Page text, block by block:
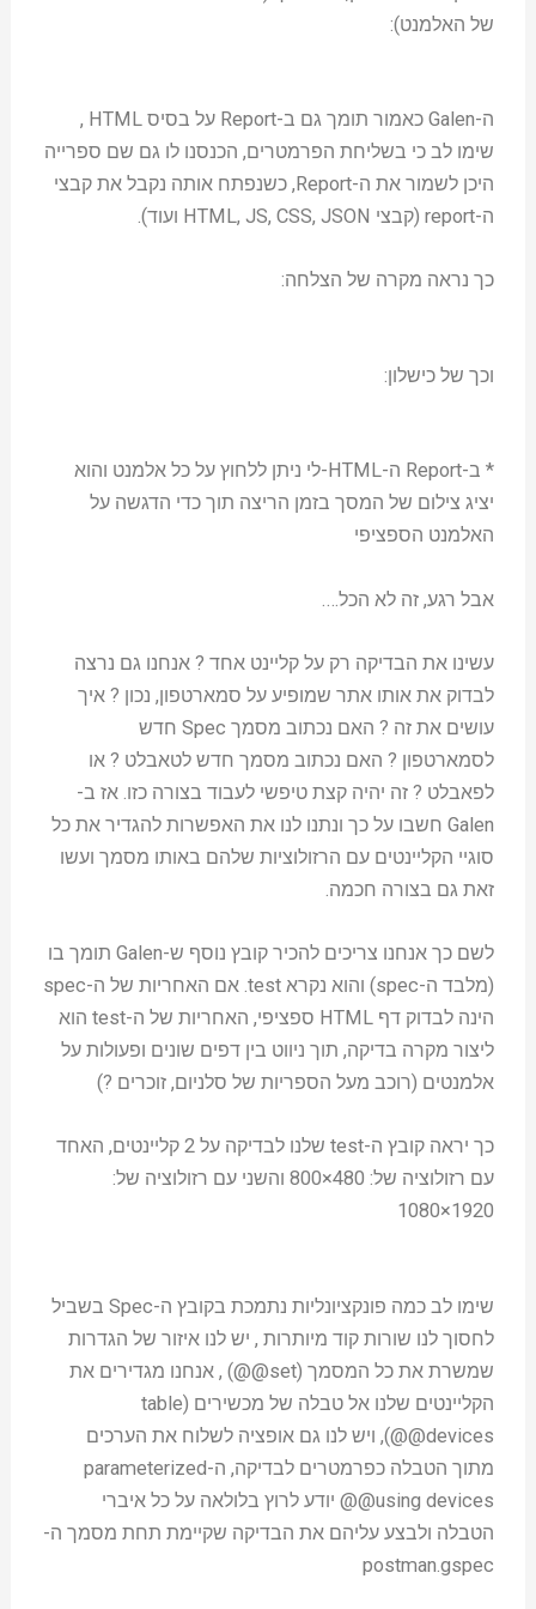
של האלמנט):
ה-Galen כאמור תומך גם ב-Report על בסיס HTML ,
שימו לב כי בשליחת הפרמטרים, הכנסנו לו גם שם ספרייה
היכן לשמור את ה-Report, כשנפתח אותה נקבל את קבצי
ה-report (קבצי HTML, JS, CSS, JSON ועוד).
כך נראה מקרה של הצלחה:
וכך של כישלון:
* ב-Report ה-HTML-לי ניתן ללחוץ על כל אלמנט והוא
יציג צילום של המסך בזמן הריצה תוך כדי הדגשה על
האלמנט הספציפי
אבל רגע, זה לא הכל….
עשינו את הבדיקה רק על קליינט אחד ? אנחנו גם נרצה
לבדוק את אותו אתר שמופיע על סמארטפון, נכון ? איך
עושים את זה ? האם נכתוב מסמך Spec חדש
לסמארטפון ? האם נכתוב מסמך חדש לטאבלט ? או
לפאבלט ? זה יהיה קצת טיפשי לעבוד בצורה כזו. אז ב-
Galen חשבו על כך ונתנו לנו את האפשרות להגדיר את כל
סוגיי הקליינטים עם הרזולוציות שלהם באותו מסמך ועשו
זאת גם בצורה חכמה.
לשם כך אנחנו צריכים להכיר קובץ נוסף ש-Galen תומך בו
(מלבד ה-spec) והוא נקרא test. אם האחריות של ה-spec
הינה לבדוק דף HTML ספציפי, האחריות של ה-test הוא
ליצור מקרה בדיקה, תוך ניווט בין דפים שונים ופעולות על
אלמנטים (רוכב מעל הספריות של סלניום, זוכרים ?)
כך יראה קובץ ה-test שלנו לבדיקה על 2 קליינטים, האחד
עם רזולוציה של: 480×800 והשני עם רזולוציה של:
1920×1080
שימו לב כמה פונקציונליות נתמכת בקובץ ה-Spec בשביל
לחסוך לנו שורות קוד מיותרות , יש לנו איזור של הגדרות
שמשרת את כל המסמך (set@@) , אנחנו מגדירים את
הקליינטים שלנו אל טבלה של מכשירים (table
devices@@), ויש לנו גם אופציה לשלוח את הערכים
מתוך הטבלה כפרמטרים לבדיקה, ה-parameterized
using devices@@ יודע לרוץ בלולאה על כל איברי
הטבלה ולבצע עליהם את הבדיקה שקיימת תחת מסמך ה-
postman.gspec